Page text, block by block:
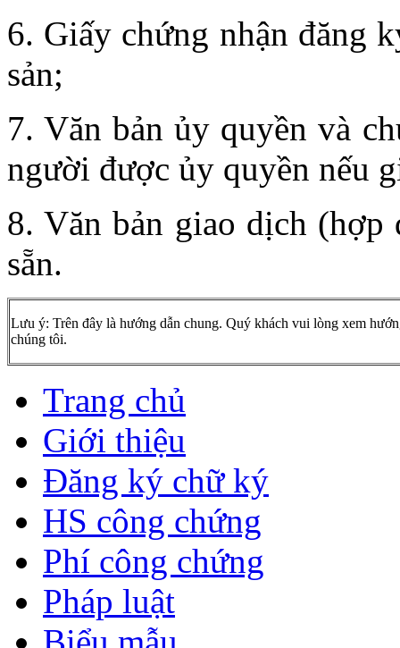
6. Giấy chứng nhận đăng
sản;
7. Văn bản ủy quyền và
người được ủy quyền nếu
8. Văn bản giao dịch (hợp
sẵn.
Lưu ý: Trên đây là hướng dẫn chung. Quý khách vui lòng xem
chúng tôi.
Trang chủ
Giới thiệu
Đăng ký chữ ký
HS công chứng
Phí công chứng
Pháp luật